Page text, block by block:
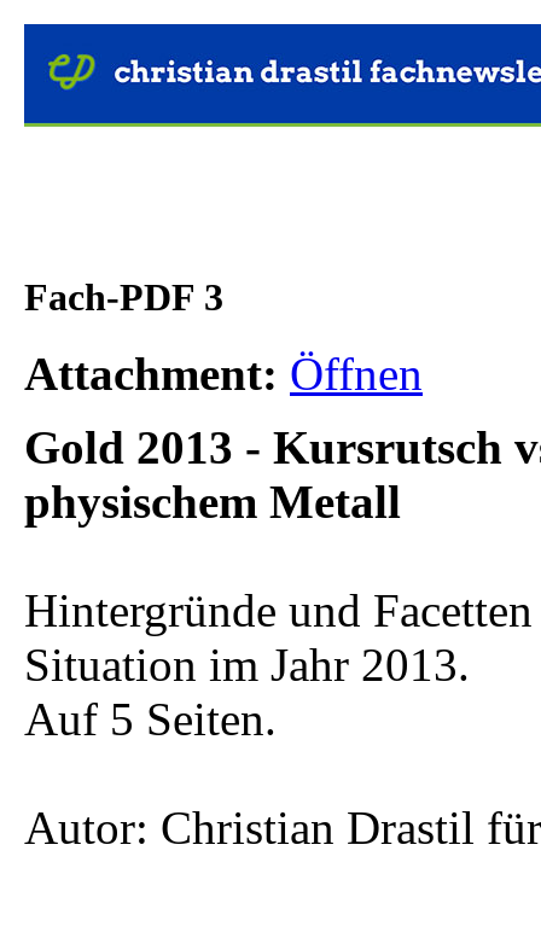
Fach-PDF 3
Attachment: Öffnen
Gold 2013 - Kursrutsch
physischem Metall
Hintergründe und
Situation im Jahr 2013.
Auf 5 Seiten.
Autor: Christian Drastil